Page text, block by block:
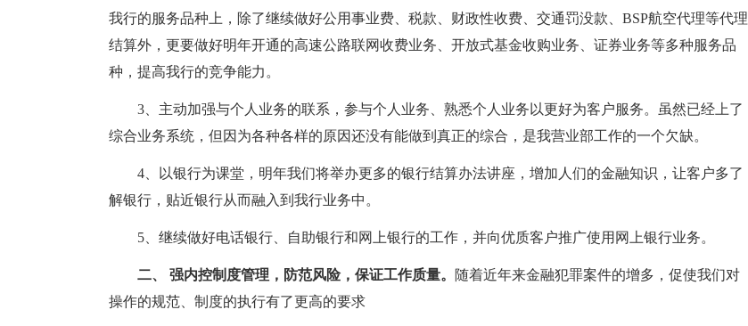
我行的服务品种上，除了继续做好公用事业费、税款、财政性收费、交通罚没款、BSP航空代理等代理
结算外，更要做好明年开通的高速公路联网收费业务、开放式基金收购业务、证券业务等多种服务品
种，提高我行的竞争能力。
3、主动加强与个人业务的联系，参与个人业务、熟悉个人业务以更好为客户服务。虽然已经上了
综合业务系统，但因为各种各样的原因还没有能做到真正的综合，是我营业部工作的一个欠缺。
4、以银行为课堂，明年我们将举办更多的银行结算办法讲座，增加人们的金融知识，让客户多了
解银行，贴近银行从而融入到我行业务中。
5、继续做好电话银行、自助银行和网上银行的工作，并向优质客户推广使用网上银行业务。
二、 强内控制度管理，防范风险，保证工作质量。
随着近年来金融犯罪案件的增多，促使我们对
操作的规范、制度的执行有了更高的要求